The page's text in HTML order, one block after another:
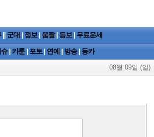
|| 군대 | 정보 | 움짤 | 등보 | 무료운세
| 카툰 | 포토 | 연예 | 방송 | 등카
08월 09일 (일)